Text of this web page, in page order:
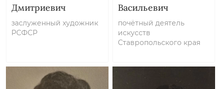
Дмитриевич
заслуженный художник
РСФСР
Васильевич
почётный деятель
искусств
Ставропольского края